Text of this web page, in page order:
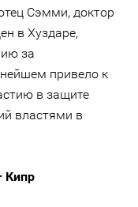
Сэмми, доктор
в Хуздаре,
за
привело к
в защите
властями в
Кипр